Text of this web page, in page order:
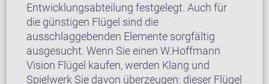
Entwicklungsabteilung festgelegt. Auch für
die günstigen Flügel sind die
ausschlaggebenden Elemente sorgfältig
ausgesucht. Wenn Sie einen W.Hoffmann
Vision Flügel kaufen, werden Klang und
Spielwerk Sie davon überzeugen: dieser Flügel